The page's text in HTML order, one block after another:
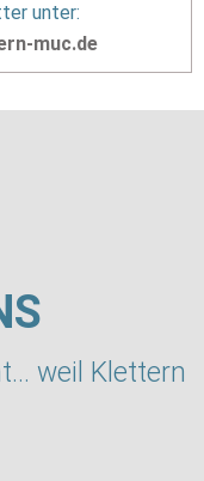
unter:
muc.de
weil Klettern